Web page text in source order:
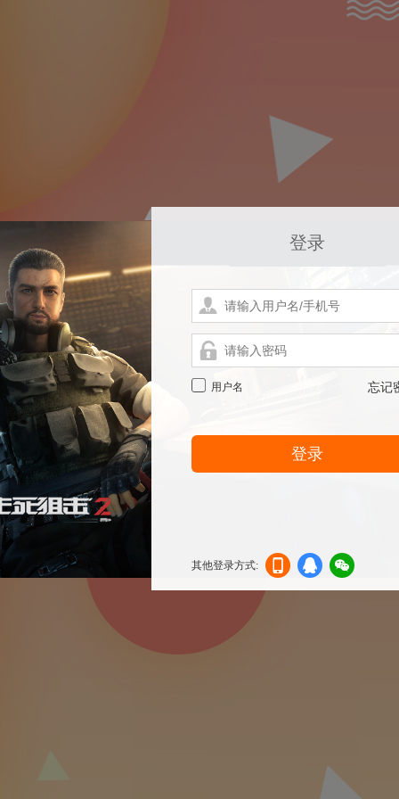
登录
用户名 忘记
登录
其他登录方式:
机登
登录
信登